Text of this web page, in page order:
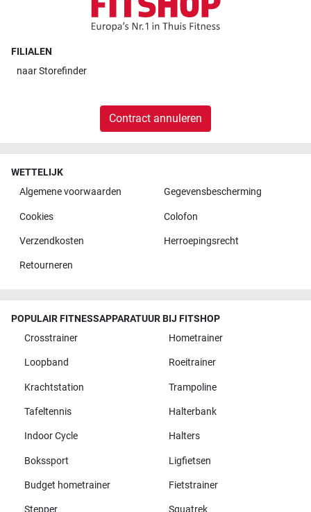
FILIALEN
naarStorefinder
Contract annuleren
WETTELIJK
Algemene voorwaarden
Gegevensbescherming
Cookies Colofon
Verzendkosten Herroepingsrecht
Retourneren
POPULAIR FITNESSAPPARATUUR BIJ FITSHOP
Crosstrainer
Hometrainer
Loopband Roeitrainer
Krachtstation Trampoline
Tafeltennis Halterbank
Indoor Cycle Halters
Bokssport Ligfietsen
Budget hometrainer Fietstrainer